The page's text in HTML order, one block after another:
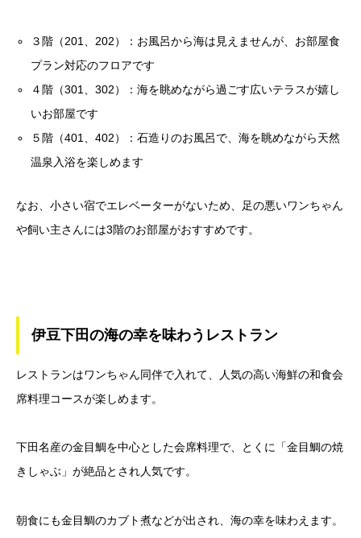
３階（201、202）：お風呂から海は見えませんが、お部屋食
プラン対応のフロアです
４階（301、302）：海を眺めながら過ごす広いテラスが嬉し
いお部屋です
５階（401、402）：石造りのお風呂で、海を眺めながら天然
温泉入浴を楽しめます
なお、小さい宿でエレベーターがないため、足の悪いワンちゃん
や飼い主さんには3階のお部屋がおすすめです。
伊豆下田の海の幸を味わうレストラン
レストランはワンちゃん同伴で入れて、人気の高い海鮮の和食会
席料理コースが楽しめます。
下田名産の金目鯛を中心とした会席料理で、とくに「金目鯛の焼
きしゃぶ」が絶品とされ人気です。
朝食にも金目鯛のカブト煮などが出され、海の幸を味わえます。